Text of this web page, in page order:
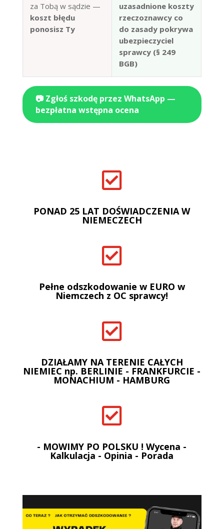
za Tobą w sądzie —
koszt błędu
ponosisz Ty
uzasadnione koszty
rzeczoznawcy co
do zasady pokrywa
ubezpieczyciel
sprawcy (§ 249
BGB)
📷 Zgłoś szkodę przez WhatsApp —
bezpłatna wstępna ocena

PONAD 25 LAT DOŚWIADCZENIA W
NIEMECZECH

Pełne odszkodowanie w EURO w
Niemczech z OC sprawcy!

DZIAŁAMY NA TERENIE CAŁYCH
NIEMIEC np. BERLINIE - FRANKFURCIE -
MONACHIUM - HAMBURG

- MOWIMY PO POLSKU ! Wycena -
Kalkulacja - Opinia - Porada